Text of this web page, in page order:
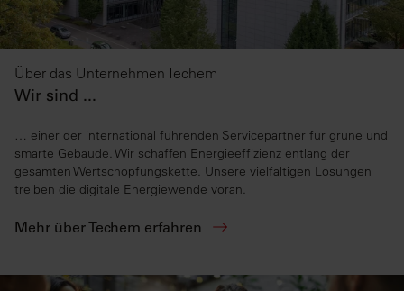
Über das Unternehmen Techem
Wir sind ...
… einer der international führenden Servicepartner für grüne und
smarte Gebäude. Wir schaffen Energieeffizienz entlang der
gesamten Wertschöpfungskette. Unsere vielfältigen Lösungen
treiben die digitale Energiewende voran.
Mehr über Techem erfahren